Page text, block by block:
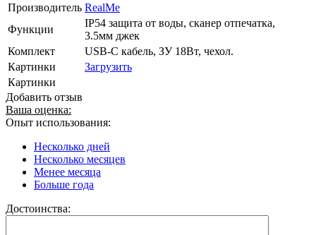
Производитель RealMe
Функции
IP54 защита от воды, сканер отпечатка,
3.5мм джек
Комплект
USB-C кабель, ЗУ 18Вт, чехол.
Картинки
Загрузить
Картинки
Добавить отзыв
Ваша оценка:
Опыт использования:
Несколько дней
Несколько месяцев
Менее месяца
Больше года
Достоинства: